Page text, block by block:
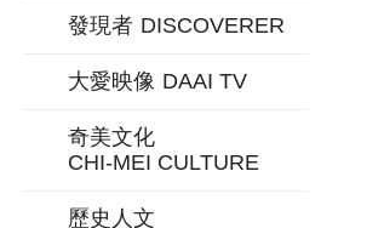
發現者 DISCOVERER
大愛映像 DAAI TV
奇美文化
CHI-MEI CULTURE
歷史人文